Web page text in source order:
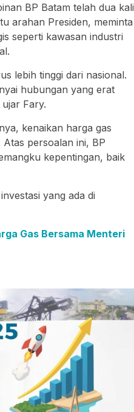
BP Batam telah dua kali
arahan Presiden, meminta
seperti kawasan industri
lebih tinggi dari nasional.
hubungan yang erat
Fary.
kenaikan harga gas
persoalan ini, BP
kepentingan, baik
investasi yang ada di
Gas Bersama Menteri